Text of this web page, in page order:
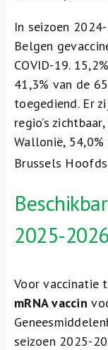
In seizoen
Belgen
COVID-19.
41,3% van de
toegediend. Er
regio’s
Wallonië,
Brussels
2025-2026
Voor vaccinatie
mRNA vaccin
seizoen 2025-